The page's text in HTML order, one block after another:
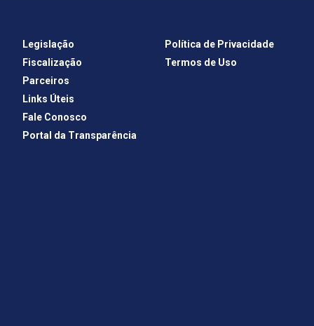
Legislação
Fiscalização
Parceiros
Links Úteis
Fale Conosco
Portal da Transparência
Política de Privacidade
Termos de Uso